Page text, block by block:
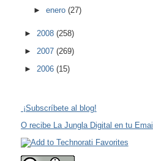
►enero(27)
► 2008 (258)
► 2007 (269)
► 2006 (15)
¡Subscríbete al blog!
O recibe La Jungla Digital en tu Email